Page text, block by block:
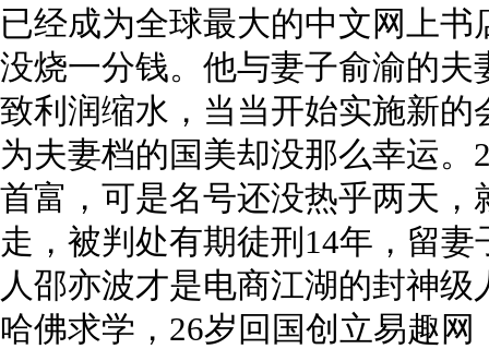
已经成为全球最大的中文网上
没烧一分钱。他与妻子俞渝的
致利润缩水，当当开始实施新
为夫妻档的国美却没那么幸运
首富，可是名号还没热乎两天，
走，被判处有期徒刑14年，留
人邵亦波才是电商江湖的封神
哈佛求学，26岁回国创立易趣